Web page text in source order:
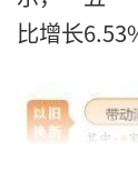
比增长